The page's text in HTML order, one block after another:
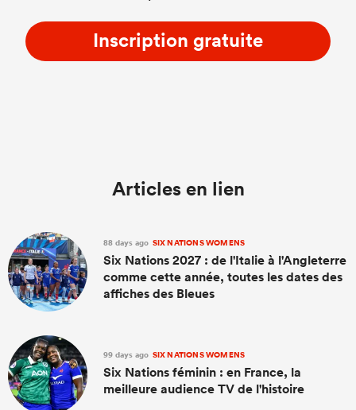
Inscription gratuite
Articles en lien
88 days ago SIX NATIONS WOMENS
Six Nations 2027 : de l'Italie à l'Angleterre
comme cette année, toutes les dates des
affiches des Bleues
99 days ago SIX NATIONS WOMENS
Six Nations féminin : en France, la
meilleure audience TV de l'histoire